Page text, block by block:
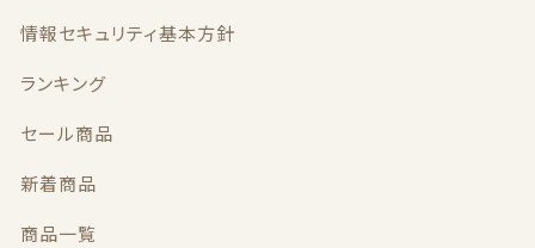
k
情報セキュリティ基本方針
ランキング
セール商品
新着商品
商品一覧